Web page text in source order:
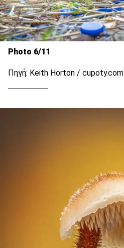
Photo 6/11
Πηγή: Keith Horton / cupoty.com